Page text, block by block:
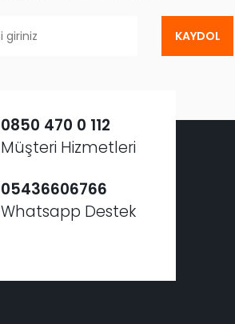
KAYDOL
0850 470 0 112
Müşteri Hizmetleri
05436606766
Whatsapp Destek